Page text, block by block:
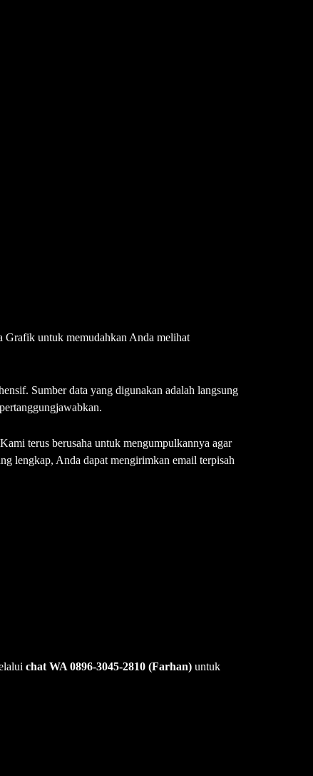
Grafik untuk memudahkan Anda melihat
Sumber data yang digunakan adalah langsung
terus berusaha untuk mengumpulkannya agar
lengkap, Anda dapat mengirimkan email terpisah
chat WA 0896-3045-2810 (Farhan) untuk